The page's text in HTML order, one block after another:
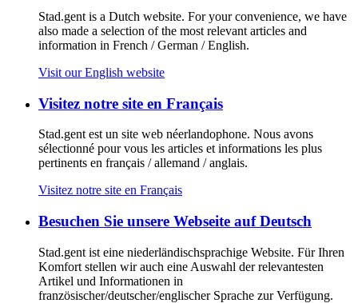
Stad.gent is a Dutch website. For your convenience, we have
also made a selection of the most relevant articles and
information in French / German / English.
Visit our English website
Visitez notre site en Français
Stad.gent est un site web néerlandophone. Nous avons
sélectionné pour vous les articles et informations les plus
pertinents en français / allemand / anglais.
Visitez notre site en Français
Besuchen Sie unsere Webseite auf Deutsch
Stad.gent ist eine niederländischsprachige Website. Für Ihren
Komfort stellen wir auch eine Auswahl der relevantesten
Artikel und Informationen in
französischer/deutscher/englischer Sprache zur Verfügung.